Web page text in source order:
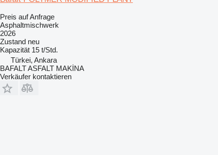
Preis auf Anfrage
Asphaltmischwerk
2026
Zustand neu
Kapazität 15 t/Std.
Türkei, Ankara
BAFALT ASFALT MAKİNA
Verkäufer kontaktieren